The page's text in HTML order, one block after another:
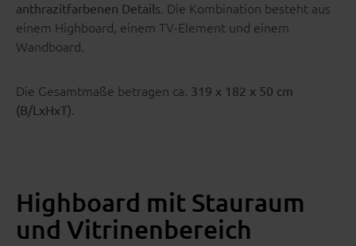
anthrazitfarbenen Details. Die Kombination besteht aus
einem Highboard, einem TV-Element und einem
Wandboard.
Die Gesamtmaße betragen ca. 319 x 182 x 50 cm
(B/LxHxT).
Highboard mit Stauraum
und Vitrinenbereich